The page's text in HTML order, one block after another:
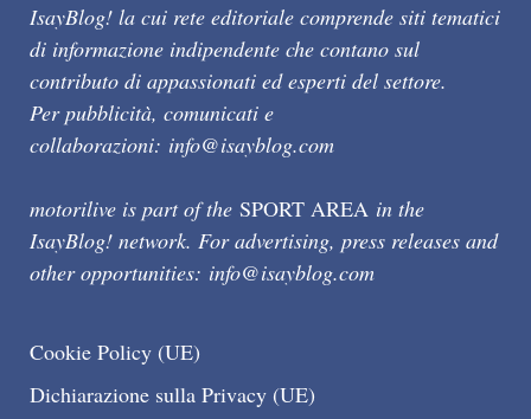
IsayBlog! la cui rete editoriale comprende siti tematici
di informazione indipendente che contano sul
contributo di appassionati ed esperti del settore.
Per pubblicità, comunicati e
collaborazioni: info@isayblog.com
motorilive is part of the SPORT AREA in the
IsayBlog! network. For advertising, press releases and
other opportunities: info@isayblog.com
Cookie Policy (UE)
Dichiarazione sulla Privacy (UE)